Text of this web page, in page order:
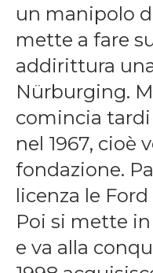
un manipolo
mette a fare
addirittura una
Nürburging.
comincia tardi
nel 1967, cioè
fondazione.
licenza le
Poi si mette
e va alla